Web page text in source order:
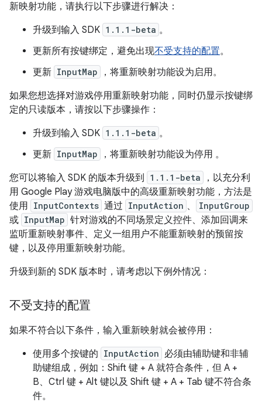
新映射功能，请执行以下步骤进行解决：
升级到输入 SDK 1.1.1-beta 。
更新所有按键绑定，避免出现不受支持的配置。
更新 InputMap
，将重新映射功能设为启用。
如果您想选择对游戏停用重新映射功能，同时仍显示按键绑
定的只读版本，请按以下步骤操作：
升级到输入 SDK 1.1.1-beta 。
更新 InputMap ，将重新映射功能设为停用 。
您可以将输入 SDK 的版本升级到
1.1.1-beta
，以充分利
用 Google Play 游戏电脑版中的高级重新映射功能，方法是
使用 InputContexts 通过 InputAction 、 InputGroup
或 InputMap 针对游戏的不同场景定义控件、添加回调来
监听重新映射事件、定义一组用户不能重新映射的预留按
键，以及停用重新映射功能。
升级到新的 SDK 版本时，请考虑以下例外情况：
不受支持的配置
如果不符合以下条件，输入重新映射就会被停用：
使用多个按键的 InputAction 必须由辅助键和非辅
助键组成，例如： Shift 键 + A 就符合条件，但 A +
B、 Ctrl 键 + Alt 键以及 Shift 键 + A + Tab 键不符合条
件。